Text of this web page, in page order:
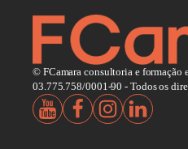
© FCamara consultoria e formação
03.775.758/0001-90 - Todos os